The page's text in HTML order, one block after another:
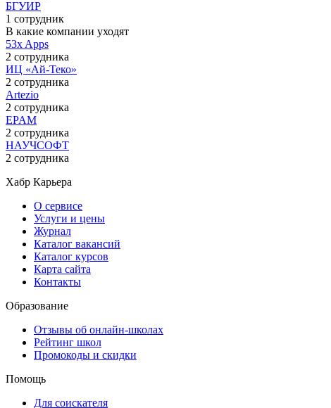
БГУИР
1 сотрудник
В какие компании уходят
53x Apps
2 сотрудника
ИЦ «Ай-Теко»
2 сотрудника
Artezio
2 сотрудника
EPAM
2 сотрудника
НАУЧСОФТ
2 сотрудника
Хабр Карьера
О сервисе
Услуги и цены
Журнал
Каталог вакансий
Каталог курсов
Карта сайта
Контакты
Образование
Отзывы об онлайн-школах
Рейтинг школ
Промокоды и скидки
Помощь
Для соискателя